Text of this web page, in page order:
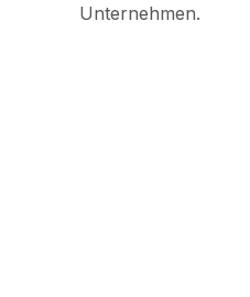
Unternehmen.